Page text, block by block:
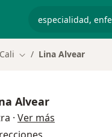
Cali Cambiar de ciudad
Lina Alvear
Alvear
· Ver más